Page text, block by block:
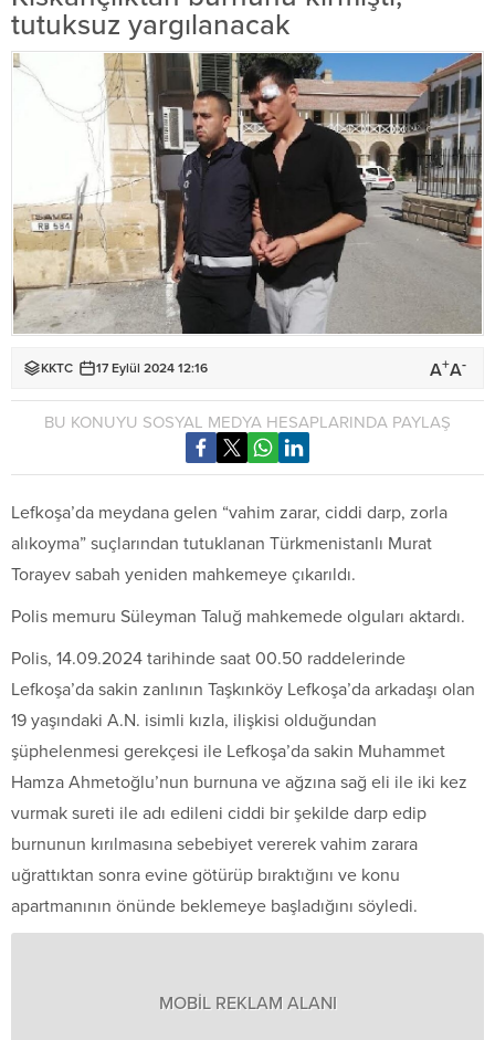
tutuksuz yargılanacak
KKTC 17 Eylül 2024 12:16 A+A-
BU KONUYU SOSYAL MEDYA HESAPLARINDA PAYLAŞ
Lefkoşa’da meydana gelen “vahim zarar, ciddi darp, zorla
alıkoyma” suçlarından tutuklanan Türkmenistanlı Murat
Torayev sabah yeniden mahkemeye çıkarıldı.
Polis memuru Süleyman Taluğ mahkemede olguları aktardı.
Polis, 14.09.2024 tarihinde saat 00.50 raddelerinde
Lefkoşa’da sakin zanlının Taşkınköy Lefkoşa’da arkadaşı olan
19 yaşındaki A.N. isimli kızla, ilişkisi olduğundan
şüphelenmesi gerekçesi ile Lefkoşa’da sakin Muhammet
Hamza Ahmetoğlu’nun burnuna ve ağzına sağ eli ile iki kez
vurmak sureti ile adı edileni ciddi bir şekilde darp edip
burnunun kırılmasına sebebiyet vererek vahim zarara
uğrattıktan sonra evine götürüp bıraktığını ve konu
apartmanının önünde beklemeye başladığını söyledi.
MOBİL REKLAM ALANI